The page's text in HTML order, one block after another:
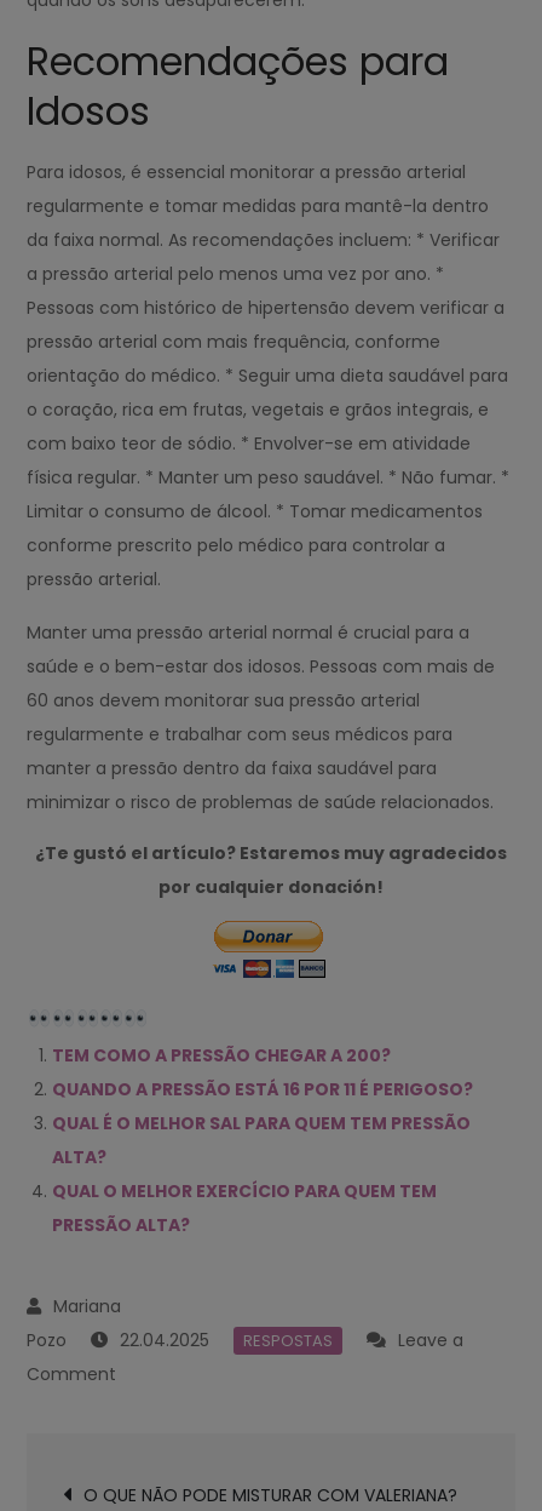
Recomendações para
Idosos
Para idosos, é essencial monitorar a pressão arterial
regularmente e tomar medidas para mantê-la dentro
da faixa normal. As recomendações incluem: * Verificar
a pressão arterial pelo menos uma vez por ano. *
Pessoas com histórico de hipertensão devem verificar a
pressão arterial com mais frequência, conforme
orientação do médico. * Seguir uma dieta saudável para
o coração, rica em frutas, vegetais e grãos integrais, e
com baixo teor de sódio. * Envolver-se em atividade
física regular. * Manter um peso saudável. * Não fumar. *
Limitar o consumo de álcool. * Tomar medicamentos
conforme prescrito pelo médico para controlar a
pressão arterial.
Manter uma pressão arterial normal é crucial para a
saúde e o bem-estar dos idosos. Pessoas com mais de
60 anos devem monitorar sua pressão arterial
regularmente e trabalhar com seus médicos para
manter a pressão dentro da faixa saudável para
minimizar o risco de problemas de saúde relacionados.
¿Te gustó el artículo? Estaremos muy agradecidos
por cualquier donación!
TEM COMO A PRESSÃO CHEGAR A 200?
QUANDO A PRESSÃO ESTÁ 16 POR 11 É PERIGOSO?
QUAL É O MELHOR SAL PARA QUEM TEM PRESSÃO
ALTA?
QUAL O MELHOR EXERCÍCIO PARA QUEM TEM
PRESSÃO ALTA?
22.04.2025 RESPOSTAS
Leave a
Comment
O QUE NÃO PODE MISTURAR COM VALERIANA?